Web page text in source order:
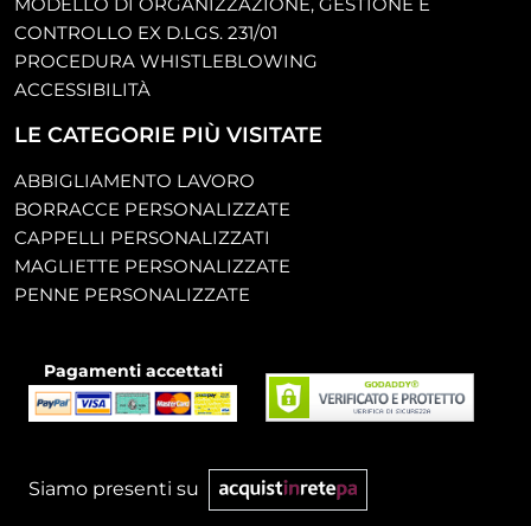
MODELLO DI ORGANIZZAZIONE, GESTIONE E
CONTROLLO EX D.LGS. 231/01
PROCEDURA WHISTLEBLOWING
ACCESSIBILITÀ
LE CATEGORIE PIÙ VISITATE
ABBIGLIAMENTO LAVORO
BORRACCE PERSONALIZZATE
CAPPELLI PERSONALIZZATI
MAGLIETTE PERSONALIZZATE
PENNE PERSONALIZZATE
Pagamenti accettati
Siamo presenti su